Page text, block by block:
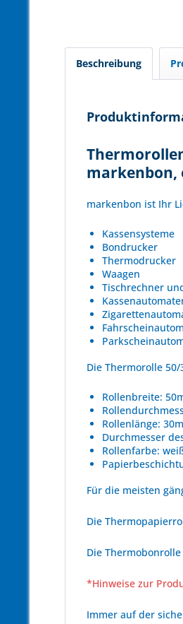
Beschreibung
markenbon,
markenbon ist Ihr
Kassensysteme
Bondrucker
Thermodrucker
Waagen
Tischrechner
Die Thermorolle
Rollenbreite:
Rollenlänge: 30m
Durchmesser
Rollenfarbe:
Für die meisten
Die
Die
*Hinweise zur
Immer auf der